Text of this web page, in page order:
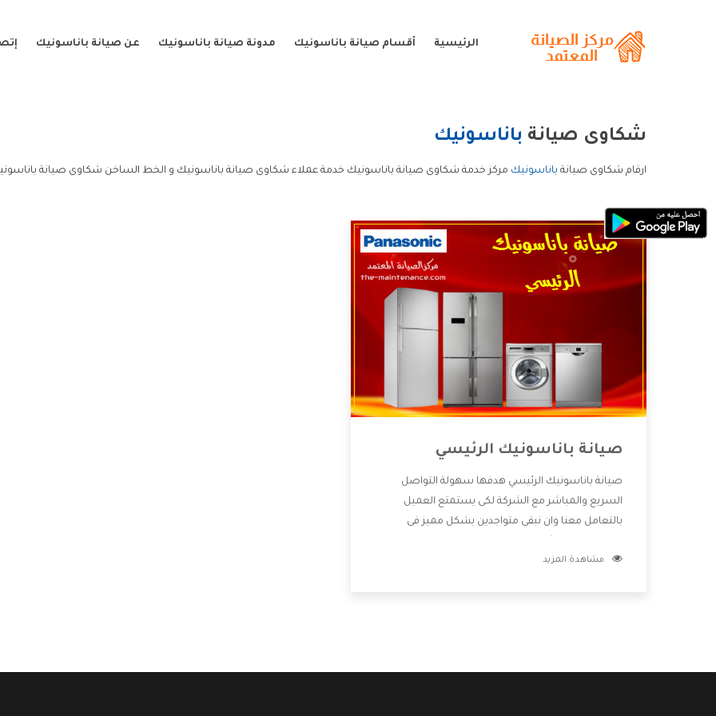
الرئيسية أقسام صيانة باناسونيك مدونة صيانة باناسونيك عن صيانة باناسونيك
شكاوى صيانة باناسونيك
ارقام شكاوى صيانة باناسونيك مركز خدمة شكاوى صيانة باناسونيك خدمة عملاء شكاوى صيانة باناسونيك و الخط الساخن شكاوى صيانة
صيانة باناسونيك الرئيسي
صيانة باناسونيك الرئيسي هدفها سهولة التواصل
السريع والمباشر مع الشركة لكى يستمتع العميل
بالتعامل معنا وان نبقى متواجدين بشكل مميز فى
للعميل وان يستمتع بالخدمات التى تنفرد الشركة بها
مشاهدة المزيد